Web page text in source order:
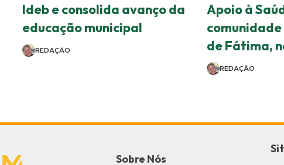
Ideb e consolida avanço da
educação municipal
REDAÇÃO
Apoio à
comunidade
de Fátima,
REDAÇÃO
Sobre Nós